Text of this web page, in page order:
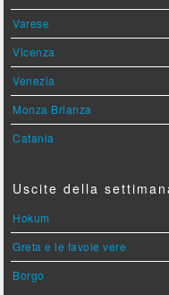
Varese
Vicenza
Venezia
Monza Brianza
Catania
Uscite della
Hokum
Greta e le favole vere
Borgo